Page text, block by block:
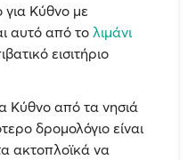
για Κύθνο με
αυτό από το λιμάνι
εισιτήριο
Κύθνο από τα νησιά
δρομολόγιο είναι
ακτοπλοϊκά να